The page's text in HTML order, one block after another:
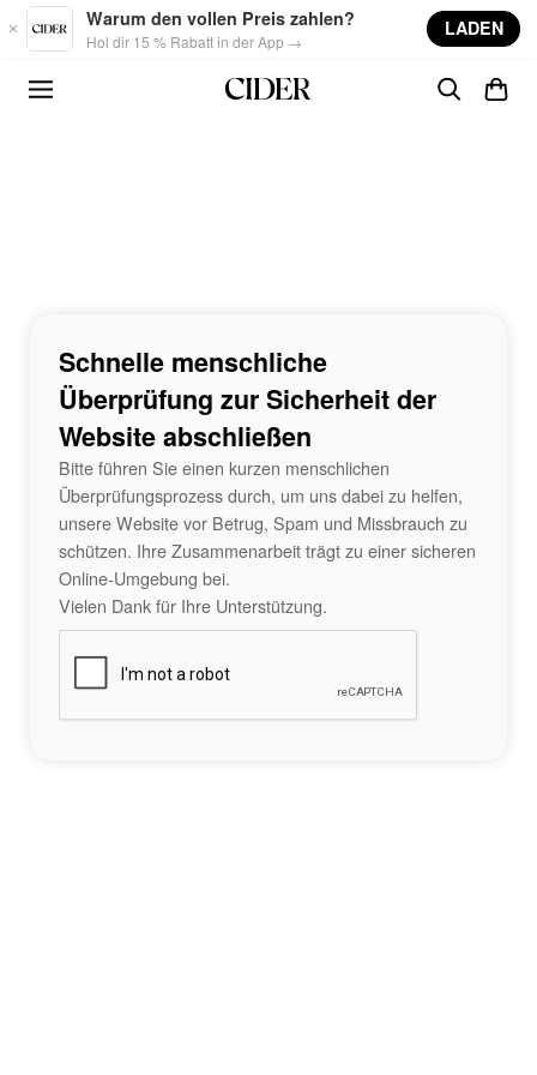
Skip to main content
Warum den vollen Preis zahlen?
Hol dir 15 % Rabatt in der App →
LADEN
Schnelle menschliche
Überprüfung zur Sicherheit der
Website abschließen
Bitte führen Sie einen kurzen menschlichen
Überprüfungsprozess durch, um uns dabei zu helfen,
unsere Website vor Betrug, Spam und Missbrauch zu
schützen. Ihre Zusammenarbeit trägt zu einer sicheren
Online-Umgebung bei.
Vielen Dank für Ihre Unterstützung.